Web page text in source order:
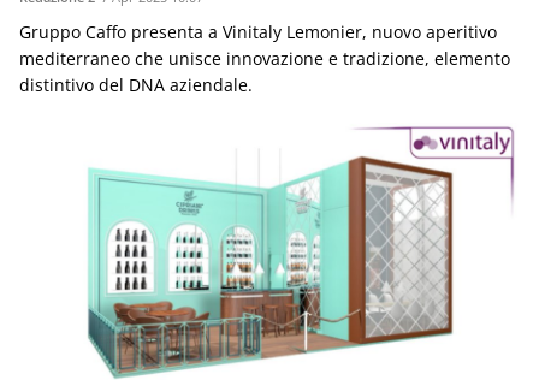
Gruppo Caffo presenta a Vinitaly Lemonier, nuovo aperitivo
mediterraneo che unisce innovazione e tradizione, elemento
distintivo del DNA aziendale.